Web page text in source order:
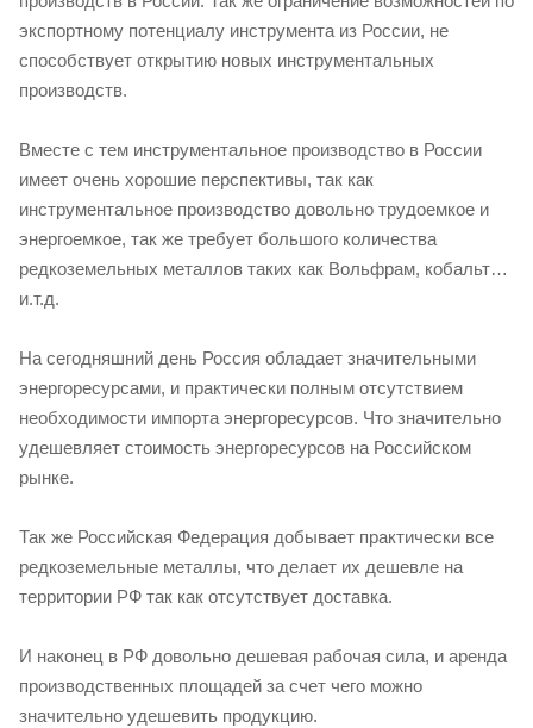
экспортному потенциалу инструмента из России, не
способствует открытию новых инструментальных
производств.
Вместе с тем инструментальное производство в России
имеет очень хорошие перспективы, так как
инструментальное производство довольно трудоемкое и
энергоемкое, так же требует большого количества
редкоземельных металлов таких как Вольфрам, кобальт…
и.т.д.
На сегодняшний день Россия обладает значительными
энергоресурсами, и практически полным отсутствием
необходимости импорта энергоресурсов. Что значительно
удешевляет стоимость энергоресурсов на Российском
рынке.
Так же Российская Федерация добывает практически все
редкоземельные металлы, что делает их дешевле на
территории РФ так как отсутствует доставка.
И наконец в РФ довольно дешевая рабочая сила, и аренда
производственных площадей за счет чего можно
значительно удешевить продукцию.